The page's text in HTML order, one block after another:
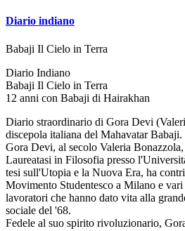
Diario indiano
Babaji Il Cielo in Terra
Diario Indiano
Babaji Il Cielo in Terra
12 anni con Babaji di Hairakhan
Diario straordinario di Gora Devi
discepola italiana del Mahavatar Babaji.
Gora Devi, al secolo Valeria
Laureatasi in Filosofia presso
tesi sull'Utopia e la Nuova Era, ha
Movimento Studentesco a Milano e
lavoratori che hanno dato vita alla
sociale del '68.
Fedele al suo spirito rivoluzionario,